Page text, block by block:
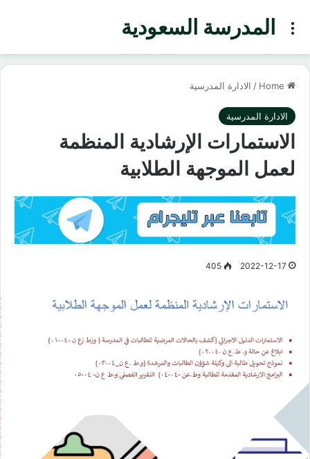
المدرسة السعوديةMenu
/ الادارة المدرسية
الادارة المدرسية
الاستمارات الإرشادية المنظمة
لعمل الموجهة الطلابية
2022-12-17
405